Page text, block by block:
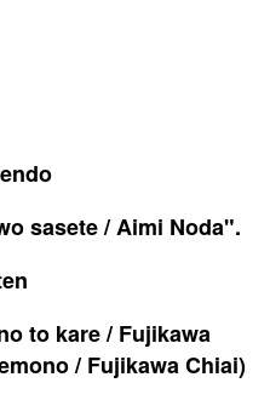
sasete / Aimi Noda".
to kare / Fujikawa
/ Fujikawa Chiai)